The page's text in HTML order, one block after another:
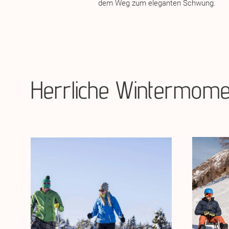
dem Weg zum eleganten Schwung.
Herrliche